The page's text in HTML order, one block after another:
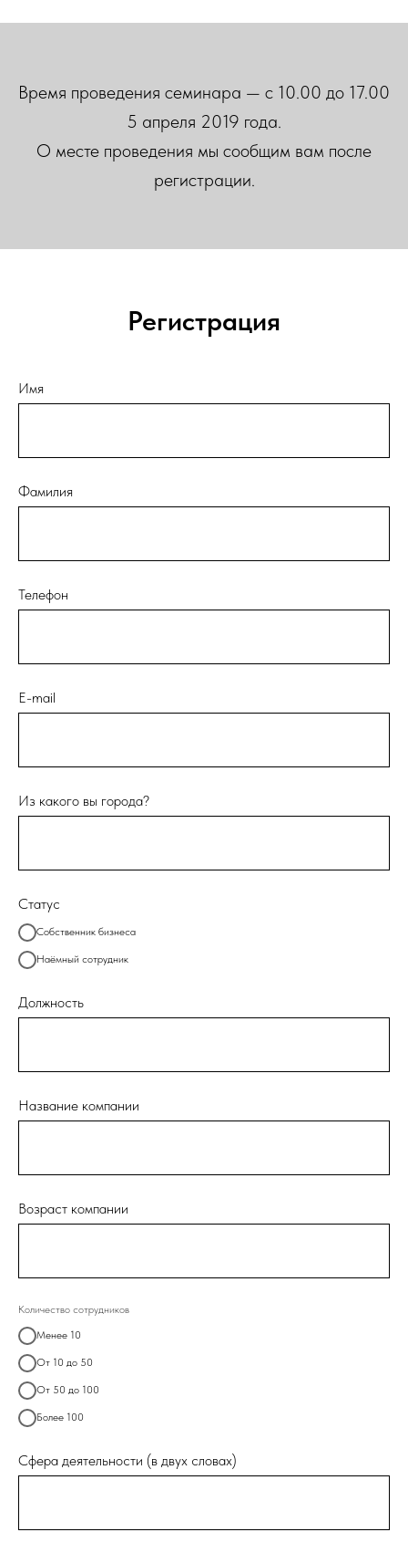
Время проведения семинара — с 10.00 до 17.00
5 апреля 2019 года.
О месте проведения мы сообщим вам после
регистрации.
Регистрация
Имя
Фамилия
Телефон
E-mail
Из какого вы города?
Статус
Собственник бизнеса
Наёмный сотрудник
Должность
Название компании
Возраст компании
Количество сотрудников
Менее 10
От 10 до 50
От 50 до 100
Более 100
Сфера деятельности (в двух словах)